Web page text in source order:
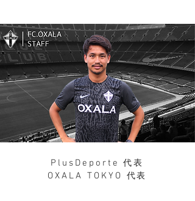
​PlusDeporte 代表
OXALA TOKYO 代表